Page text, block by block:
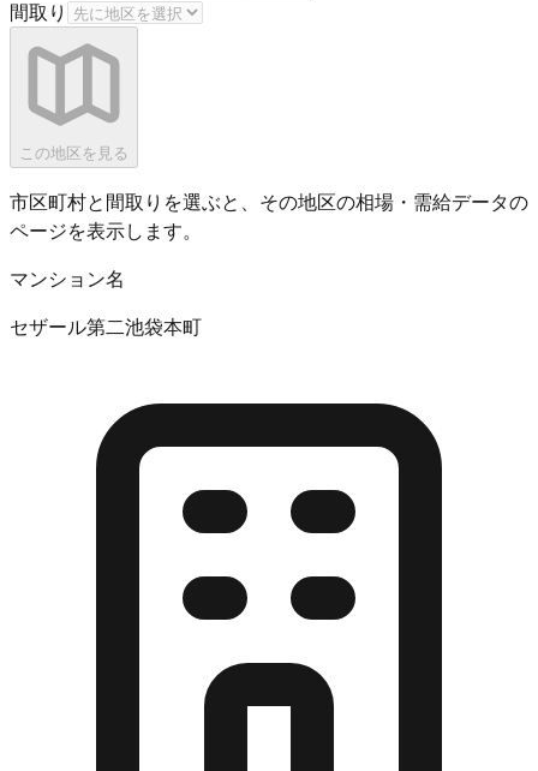
間取り
この地区を見る
市区町村と間取りを選ぶと、その地区の相場・需給データの
ページを表示します。
マンション名
セザール第二池袋本町